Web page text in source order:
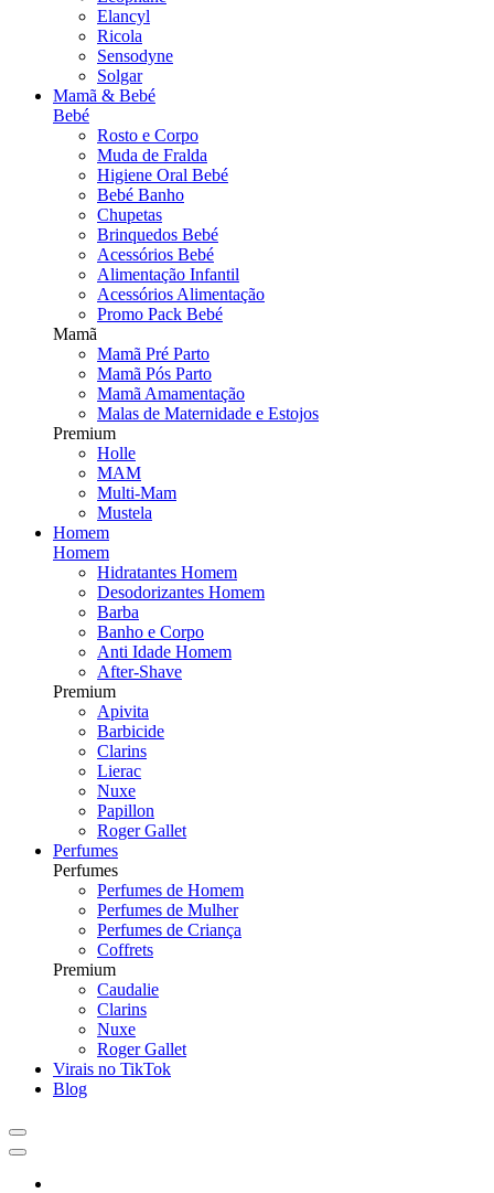
Elancyl
Ricola
Sensodyne
Solgar
Mamã & Bebé
Bebé
Rosto e Corpo
Muda de Fralda
Higiene Oral Bebé
Bebé Banho
Chupetas
Brinquedos Bebé
Acessórios Bebé
Alimentação Infantil
Acessórios Alimentação
Promo Pack Bebé
Mamã
Mamã Pré Parto
Mamã Pós Parto
Mamã Amamentação
Malas de Maternidade e Estojos
Premium
Holle
MAM
Multi-Mam
Mustela
Homem
Homem
Hidratantes Homem
Desodorizantes Homem
Barba
Banho e Corpo
Anti Idade Homem
After-Shave
Premium
Apivita
Barbicide
Clarins
Lierac
Nuxe
Papillon
Roger Gallet
Perfumes
Perfumes
Perfumes de Homem
Perfumes de Mulher
Perfumes de Criança
Coffrets
Premium
Caudalie
Clarins
Nuxe
Roger Gallet
Virais no TikTok
Blog